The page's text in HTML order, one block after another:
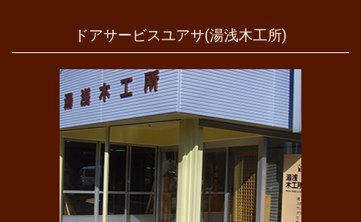
ドアサービスユアサ(湯浅木工所)